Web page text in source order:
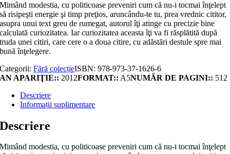
Mimând modestia, cu politicoase preveniri cum că nu-i tocmai înţelept
să risipeşti energie şi timp preţios, aruncându-te tu, prea vrednic cititor,
asupra unui text greu de rumegat, autorul îţi atinge cu precizie bine
calculată curiozitatea. Iar curiozitatea aceasta îţi va fi răsplătită după
truda unei citiri, care cere o a doua citire, cu adăstări destule spre mai
bună înţelegere.
Categorii:Fără colecțieISBN:978-973-37-1626-6
AN APARIŢIE:: 2012FORMAT:: A5NUMĂR DE PAGINI:: 512
Descriere
Informații suplimentare
Descriere
Mimând modestia, cu politicoase preveniri cum că nu-i tocmai înţelept